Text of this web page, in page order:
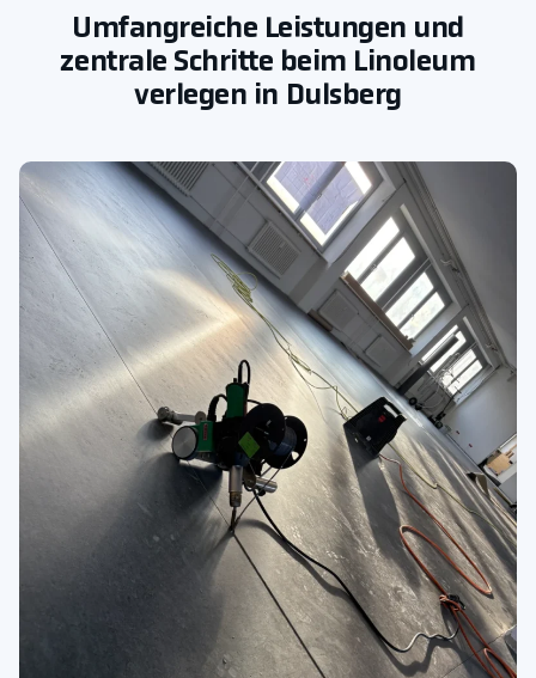
Umfangreiche Leistungen und
zentrale Schritte beim Linoleum
verlegen in Dulsberg